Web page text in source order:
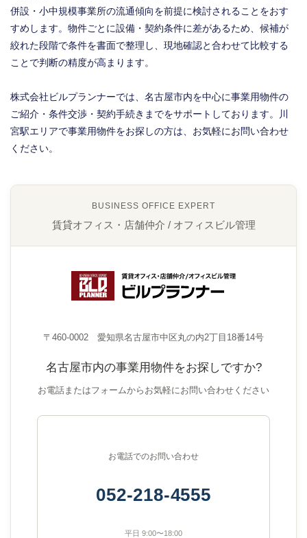
併設・小中規模事業所の流通傾向を前提に検討されることをおす
すめします。物件ごとに設備・契約条件に差があるため、候補が
絞れた段階で条件を書面で整理し、現地確認と合わせて比較する
ことで判断の精度が高まります。
株式会社ビルプランナーでは、名古屋市内を中心に事業用物件の
ご紹介・条件交渉・契約手続きまでをサポートしております。川
宮駅エリアで事業用物件をお探しの方は、お気軽にお問い合わせ
ください。
BUSINESS OFFICE EXPERT
賃貸オフィス・店舗仲介 / オフィスビル管理
〒460-0002 愛知県名古屋市中区丸の内2丁目18番14号
名古屋市内の事業用物件をお探しですか?
お電話またはフォームからお気軽にお問い合わせください
お電話でのお問い合わせ
052-218-4555
平日 9:00〜18:00